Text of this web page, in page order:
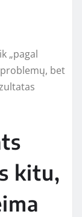
„pagal
bet
kitu,